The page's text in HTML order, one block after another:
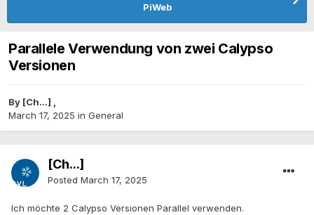
PiWeb
Parallele Verwendung von zwei Calypso
Versionen
By [Ch...] ,
March 17, 2025 in General
[Ch...]
Posted March 17, 2025
Ich möchte 2 Calypso Versionen Parallel verwenden.